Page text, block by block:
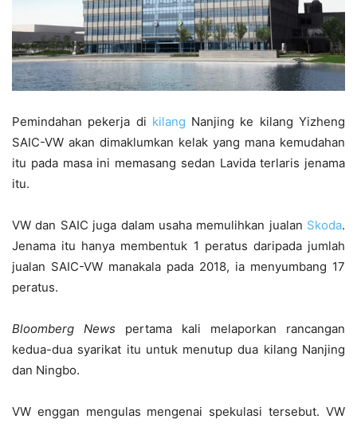
Pemindahan pekerja di kilang Nanjing ke kilang Yizheng
SAIC-VW akan dimaklumkan kelak yang mana kemudahan
itu pada masa ini memasang sedan Lavida terlaris jenama
itu.
VW dan SAIC juga dalam usaha memulihkan jualan Skoda.
Jenama itu hanya membentuk 1 peratus daripada jumlah
jualan SAIC-VW manakala pada 2018, ia menyumbang 17
peratus.
Bloomberg News pertama kali melaporkan rancangan
kedua-dua syarikat itu untuk menutup dua kilang Nanjing
dan Ningbo.
VW enggan mengulas mengenai spekulasi tersebut. VW